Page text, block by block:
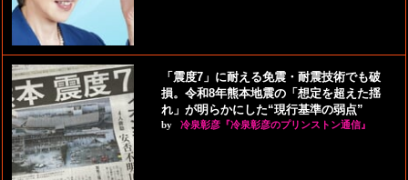
「震度7」に耐える免震・耐震技術でも破
損。令和8年熊本地震の「想定を超えた揺
れ」が明らかにした“現行基準の弱点”
by 冷泉彰彦『冷泉彰彦のプリンストン通信』